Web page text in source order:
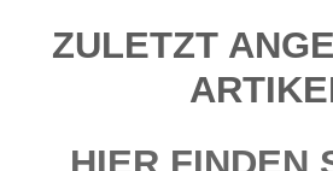
ZULETZT